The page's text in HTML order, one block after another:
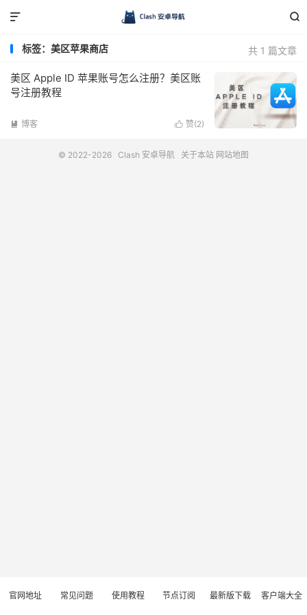


共 1 篇文章
标签：美区苹果商店
美区 Apple ID 苹果账号怎么注册？美区账
号注册教程
 赞(2)
 博客
© 2022-2026 Clash 安卓导航 关于本站 网站地图
官网地址 常见问题 使用教程 节点订阅 最新版下载 客户端大全